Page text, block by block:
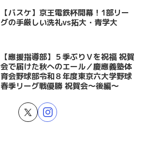
【バスケ】京王電鉄杯開幕！1部リー
グの手厳しい洗礼vs拓大・青学大
【應援指導部】５季ぶりＶを祝福 祝賀
会で届けた秋へのエール／慶應義塾体
育会野球部令和８年度東京六大学野球
春季リーグ戦優勝 祝賀会～後編～